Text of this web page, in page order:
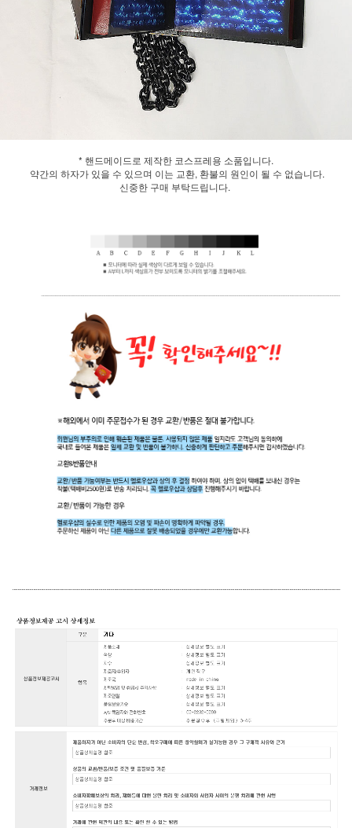
* 핸드메이드로 제작한 코스프레용 소품입니다.
약간의 하자가 있을 수 있으며 이는 교환, 환불의 원인이 될 수 없습니다.
신중한 구매 부탁드립니다.